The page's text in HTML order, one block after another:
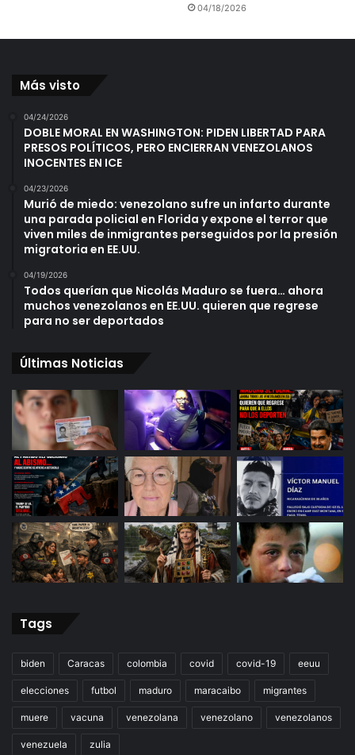
04/18/2026
Más visto
04/24/2026
DOBLE MORAL EN WASHINGTON: PIDEN LIBERTAD PARA
PRESOS POLÍTICOS, PERO ENCIERRAN VENEZOLANOS
INOCENTES EN ICE
04/23/2026
Murió de miedo: venezolano sufre un infarto durante
una parada policial en Florida y expone el terror que
viven miles de inmigrantes perseguidos por la presión
migratoria en EE.UU.
04/19/2026
Todos querían que Nicolás Maduro se fuera… ahora
muchos venezolanos en EE.UU. quieren que regrese
para no ser deportados
Últimas Noticias
Tags
biden Caracas colombia covid covid-19 eeuu
elecciones futbol maduro maracaibo migrantes
muere vacuna venezolana venezolano venezolanos
venezuela zulia